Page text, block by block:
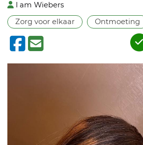
I am Wiebers
Zorg voor elkaar
Ontmoeting